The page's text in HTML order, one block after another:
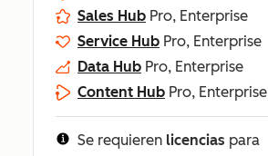
Sales Hub Pro, Enterprise
Service Hub Pro, Enterprise
Data Hub Pro, Enterprise
Content Hub Pro, Enterprise
Se requieren licencias para